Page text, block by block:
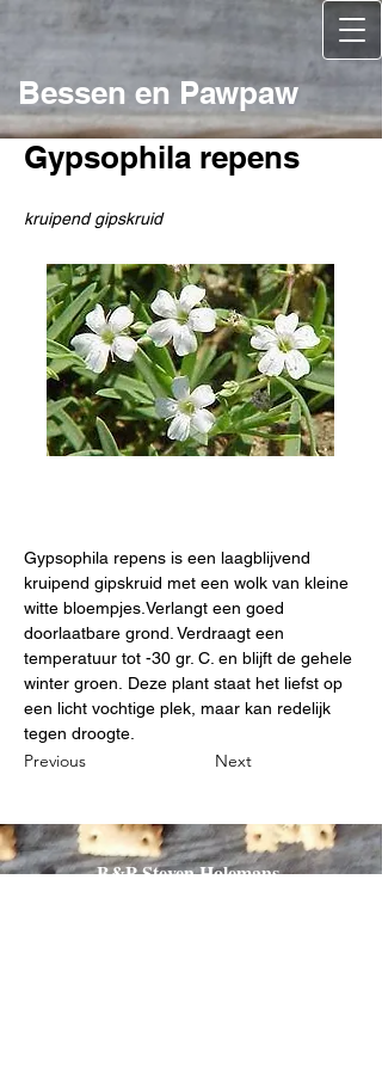
Bessen en Pawpaw
Gypsophila repens
kruipend gipskruid
Gypsophila repens is een laagblijvend
kruipend gipskruid met een wolk van kleine
witte bloempjes.Verlangt een goed
doorlaatbare grond. Verdraagt een
temperatuur tot -30 gr. C. en blijft de gehele
winter groen. Deze plant staat het liefst op
een licht vochtige plek, maar kan redelijk
tegen droogte.
Previous Next
B&P Steven Holemans